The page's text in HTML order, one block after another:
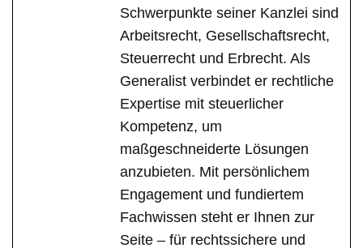
Schwerpunkte seiner Kanzlei sind
Arbeitsrecht, Gesellschaftsrecht,
Steuerrecht und Erbrecht. Als
Generalist verbindet er rechtliche
Expertise mit steuerlicher
Kompetenz, um
maßgeschneiderte Lösungen
anzubieten. Mit persönlichem
Engagement und fundiertem
Fachwissen steht er Ihnen zur
Seite – für rechtssichere und